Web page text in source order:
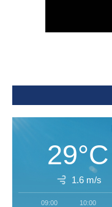
29°C
1.6 m/s
09:00 10:00